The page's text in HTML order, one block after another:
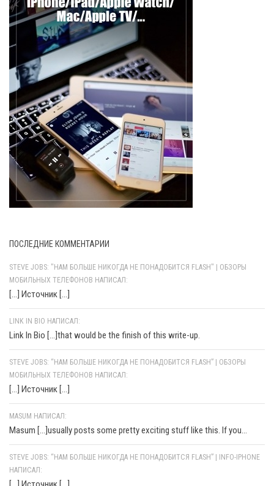
ПОСЛЕДНИЕ КОММЕНТАРИИ
STEVE JOBS: "НАМ БОЛЬШЕ НИКОГДА НЕ ПОНАДОБИТСЯ FLASH" | ОБЗОРЫ
МОБИЛЬНЫХ ТЕЛЕФОНОВ НАПИСАЛ:
[…] Источник […]
LINK IN BIO НАПИСАЛ:
Link In Bio [...]that would be the finish of this write-up.
STEVE JOBS: “НАМ БОЛЬШЕ НИКОГДА НЕ ПОНАДОБИТСЯ FLASH” | ОБЗОРЫ
МОБИЛЬНЫХ ТЕЛЕФОНОВ НАПИСАЛ:
[…] Источник […]
MASUM НАПИСАЛ:
Masum [...]usually posts some pretty exciting stuff like this. If you...
STEVE JOBS: “НАМ БОЛЬШЕ НИКОГДА НЕ ПОНАДОБИТСЯ FLASH” | INFO-IPHONE
НАПИСАЛ: